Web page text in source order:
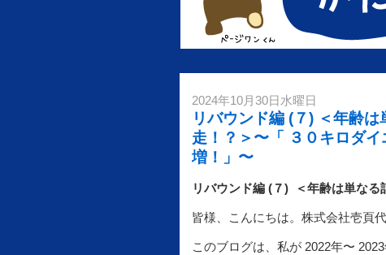
2024年10月30日水曜日
リバウンド編 (７) ＜年齢
走！？＞〜「 ３０キロダ
増！」〜
リバウンド編 (７) ＜年齢は単なる
皆様、こんにちは。株式会社壱頁
このブログは、私が 2022年〜